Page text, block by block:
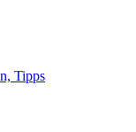
Tipps